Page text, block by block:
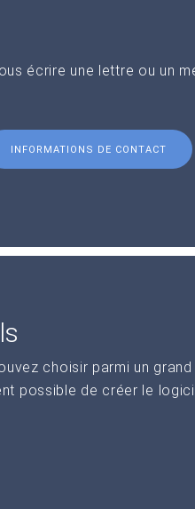
écrire une lettre ou un
INFORMATIONS DE CONTACT
choisir parmi un grand
possible de créer le